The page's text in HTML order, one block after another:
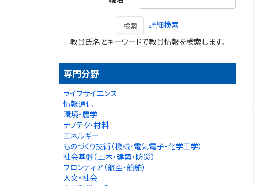
検索
詳細検索
教員氏名とキーワードで教員情報を検索します。
専門分野
ライフサイエンス
情報通信
環境・農学
ナノテク・材料
エネルギー
ものづくり技術（機械・電気電子・化学工学）
社会基盤（土木・建築・防災）
フロンティア（航空・船舶）
人文・社会